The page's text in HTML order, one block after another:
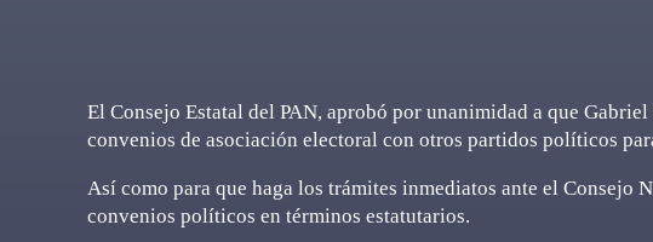
El Consejo Estatal del PAN, aprobó por unanimidad a que
convenios de asociación electoral con otros partidos políticos
Así como para que haga los trámites inmediatos ante el Consejo
convenios políticos en términos estatutarios.